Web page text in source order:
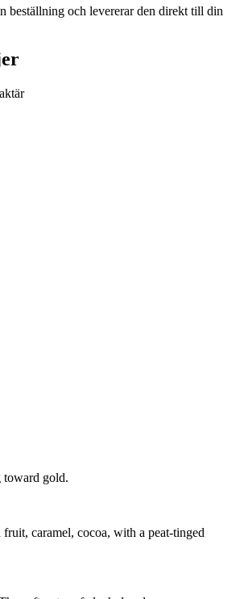
beställning och levererar den direkt till din
toward gold.
caramel, cocoa, with a peat-tinged